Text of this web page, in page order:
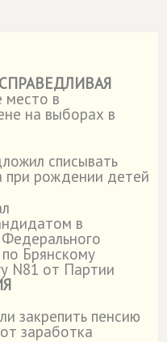
СПРАВЕДЛИВАЯ
место в
на выборах в
списывать
при рождении детей
в
Брянскому
N81 от Партии
закрепить пенсию
заработка